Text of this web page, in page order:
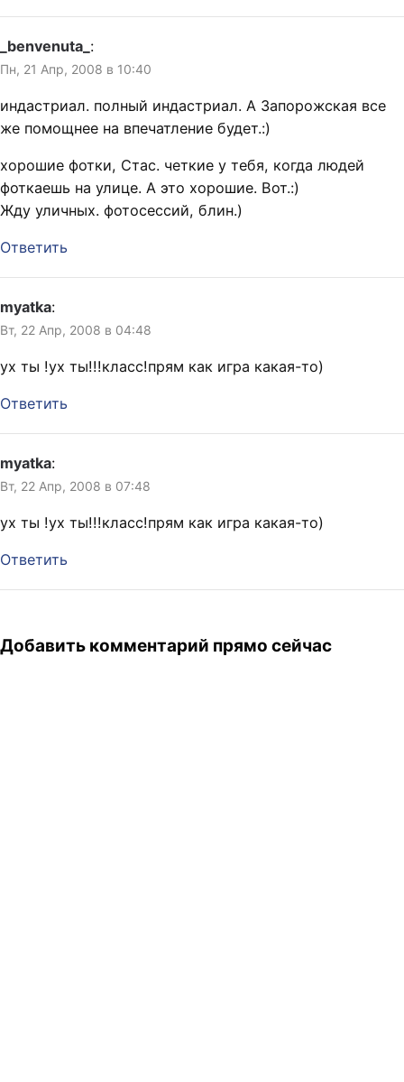
_benvenuta_ :
Пн, 21 Апр, 2008 в 10:40
индастриал. полный индастриал. А Запорожская все
же помощнее на впечатление будет.:)
хорошие фотки, Стас. четкие у тебя, когда людей
фоткаешь на улице. А это хорошие. Вот.:)
Жду уличных. фотосессий, блин.)
Ответить
myatka:
Вт, 22 Апр, 2008 в 04:48
ух ты !ух ты!!!класс!прям как игра какая-то)
Ответить
myatka:
Вт, 22 Апр, 2008 в 07:48
ух ты !ух ты!!!класс!прям как игра какая-то)
Ответить
Добавить комментарий прямо сейчас